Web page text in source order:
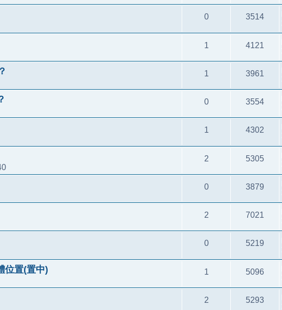
0 3514
1 4121
1 3961
0 3554
1 4302
2 5305
0 3879
2 7021
0 5219
位置(置中) 1 5096
2 5293